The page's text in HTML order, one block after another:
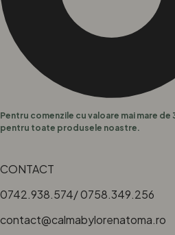
Pentru comenzile cu valoare mai mare
pentru toate produsele noastre.
CONTACT
0742.938.574/ 0758.349.256
contact@calmabylorenatoma.ro